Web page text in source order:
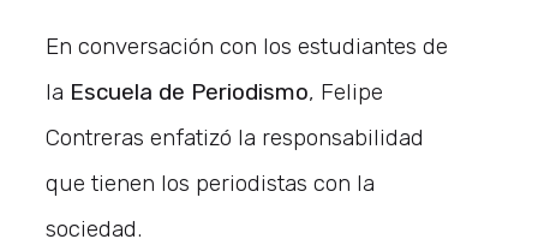
En conversación con los estudiantes de
la Escuela de Periodismo, Felipe
Contreras enfatizó la responsabilidad
que tienen los periodistas con la
sociedad.